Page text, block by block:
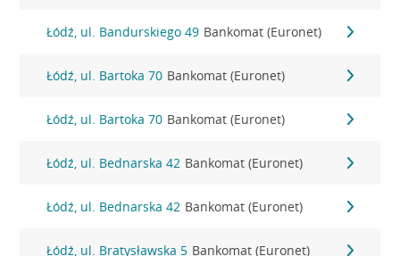
Łódź, ul. Bandurskiego 49 Bankomat (Euronet)
Łódź, ul. Bartoka 70 Bankomat (Euronet)
Łódź, ul. Bartoka 70 Bankomat (Euronet)
Łódź, ul. Bednarska 42 Bankomat (Euronet)
Łódź, ul. Bednarska 42 Bankomat (Euronet)
Łódź, ul. Bratysławska 5 Bankomat (Euronet)